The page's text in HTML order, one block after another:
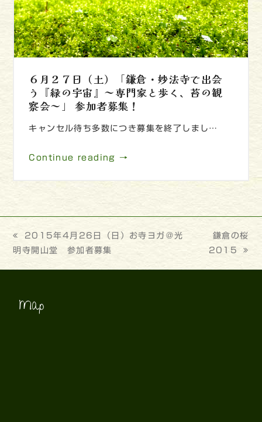
６月２７日（土）「鎌倉・妙法寺で出会
う『緑の宇宙』～専門家と歩く、苔の観
察会～」 参加者募集！
キャンセル待ち多数につき募集を終了しまし…
Continue reading →
previous
post:
2015年4月26日（日）お寺ヨガ＠光
明寺開山堂 参加者募集
next
post:
鎌倉の桜
2015
Map